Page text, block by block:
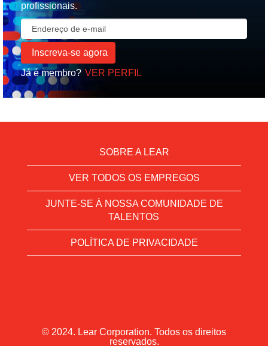
profissionais.
Já é membro? VER PERFIL
SOBRE A LEAR
VER TODOS OS EMPREGOS
JUNTE-SE À NOSSA COMUNIDADE DE
TALENTOS
POLÍTICA DE PRIVACIDADE
© 2024. Lear Corporation. Todos os direitos
reservados.